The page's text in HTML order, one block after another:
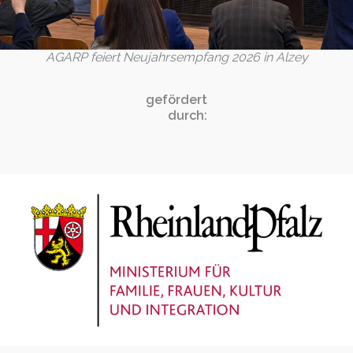
AGARP feiert Neujahrsempfang 2026 in Alzey
gefördert
durch: